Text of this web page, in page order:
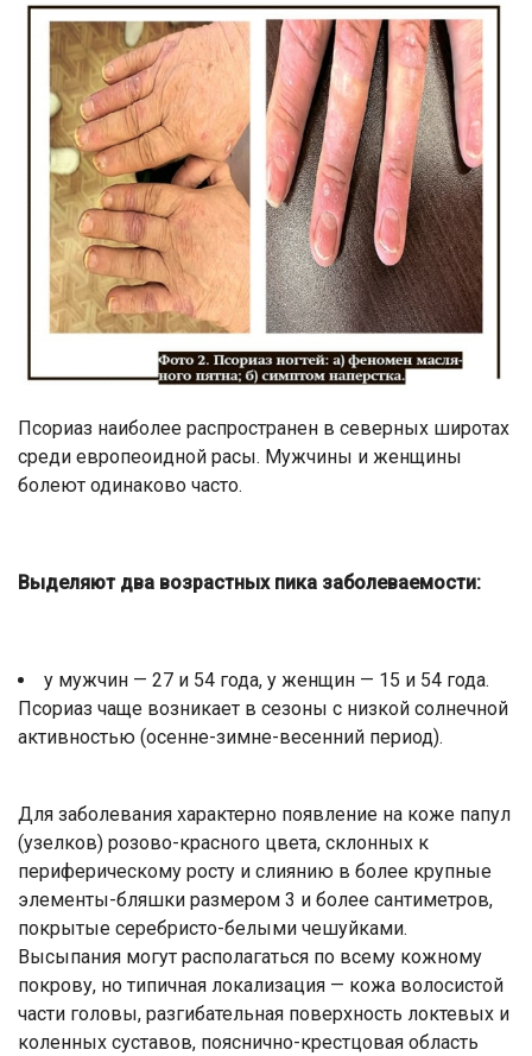
Псориаз наиболее распространен в северных широтах
среди европеоидной расы. Мужчины и женщины
болеют одинаково часто.
Выделяют два возрастных пика заболеваемости:
у мужчин — 27 и 54 года, у женщин — 15 и 54 года.
Псориаз чаще возникает в сезоны с низкой солнечной
активностью (осенне-зимне-весенний период).
Для заболевания характерно появление на коже папул
(узелков) розово-красного цвета, склонных к
периферическому росту и слиянию в более крупные
элементы-бляшки размером 3 и более сантиметров,
покрытые серебристо-белыми чешуйками.
Высыпания могут располагаться по всему кожному
покрову, но типичная локализация — кожа волосистой
части головы, разгибательная поверхность локтевых и
коленных суставов, пояснично-крестцовая область